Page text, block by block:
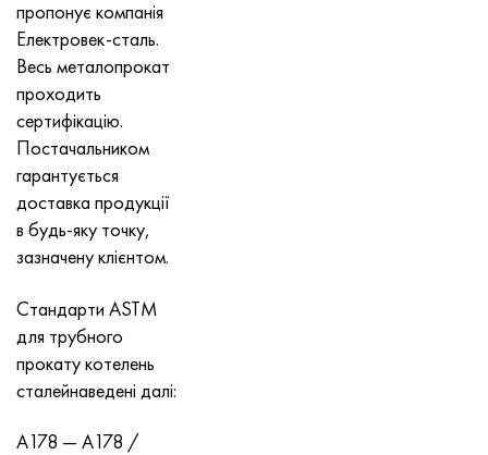
пропонує компанія
Електровек-сталь.
Весь металопрокат
проходить
сертифікацію.
Постачальником
гарантується
доставка продукції
в будь-яку точку,
зазначену клієнтом.
Стандарти ASTM
для трубного
прокату котелень
сталейнаведені далі:
A178 — A178 /
Хастеллой C-276
Хастеллой C2000
Хастеллой 3
Хастеллой x
Удимет 500
40ХФА, 1.7223, aisi 4142
45Х, 45h, 1.7035
45ХН2МФА, k2425, 45hnmf
А40Г, 44smn28, 1.0762, 46s20